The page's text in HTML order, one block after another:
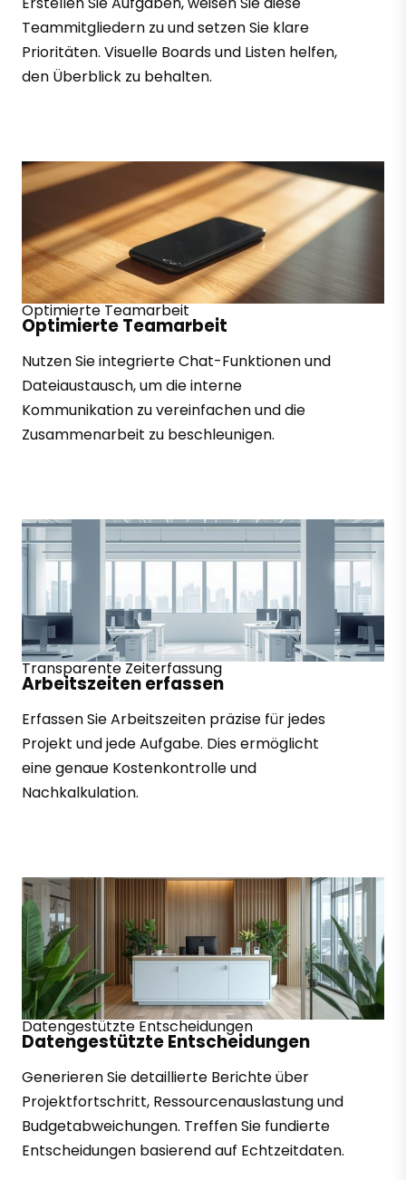
Teammitgliedern zu und setzen Sie klare
Prioritäten. Visuelle Boards und Listen helfen,
den Überblick zu behalten.
Optimierte Teamarbeit
Optimierte Teamarbeit
Nutzen Sie integrierte Chat-Funktionen und
Dateiaustausch, um die interne
Kommunikation zu vereinfachen und die
Zusammenarbeit zu beschleunigen.
Transparente Zeiterfassung
Arbeitszeiten erfassen
Erfassen Sie Arbeitszeiten präzise für jedes
Projekt und jede Aufgabe. Dies ermöglicht
eine genaue Kostenkontrolle und
Nachkalkulation.
Datengestützte Entscheidungen
Datengestützte Entscheidungen
Generieren Sie detaillierte Berichte über
Projektfortschritt, Ressourcenauslastung und
Budgetabweichungen. Treffen Sie fundierte
Entscheidungen basierend auf Echtzeitdaten.